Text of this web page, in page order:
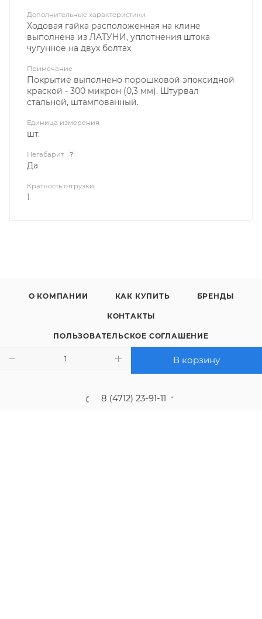
В корзину
Дополнительные характеристики
Ходовая гайка расположенная на клине
выполнена из ЛАТУНИ, уплотнения штока
чугунное на двух болтах
Примечание
Покрытие выполнено порошковой эпоксидной
краской - 300 микрон (0,3 мм). Штурвал
стальной, штампованный.
Единица измерения
шт.
Негабарит ?
Да
Кратность отгрузки
1
О КОМПАНИИ КАК КУПИТЬ БРЕНДЫ
КОНТАКТЫ
ПОЛЬЗОВАТЕЛЬСКОЕ СОГЛАШЕНИЕ
ПОЛИТИКА КОНФИДЕНЦИАЛЬНОСТИ
8 (4712) 23-91-11